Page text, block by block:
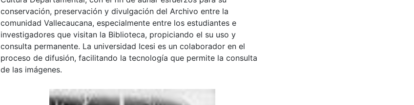
conservación, preservación y divulgación del Archivo entre la
comunidad Vallecaucana, especialmente entre los estudiantes e
investigadores que visitan la Biblioteca, propiciando el su uso y
consulta permanente. La universidad Icesi es un colaborador en el
proceso de difusión, facilitando la tecnología que permite la consulta
de las imágenes.